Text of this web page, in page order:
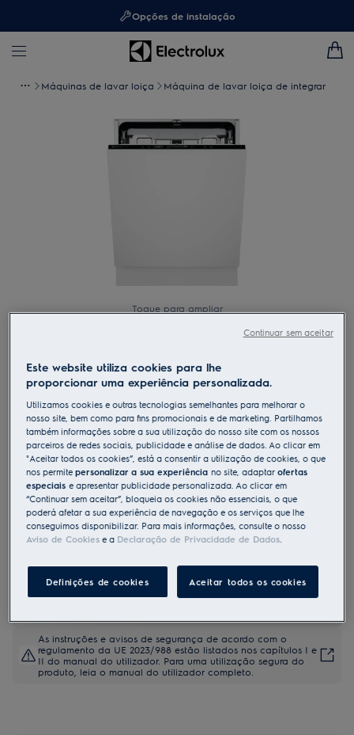
Opções de instalação
Máquinas de lavar loiça Máquina de lavar loiça de integrar
Toque para ampliar
KL72A202S
Máquina de lavar loiça de 60 cm
de encastrar Série 700
WaterSavings para 14 talheres
Ficha de informação do produto
Benefícios
Limpeza eficiente com apenas 8,4 L de água.
Braços aspersores ativados individualmente enviam água só para
onde necessário
ideal para talheres.
As instruções e avisos de segurança de acordo com o
regulamento da UE 2023/988 estão listados nos capítulos I e
II do manual do utilizador. Para uma utilização segura do
produto, leia o manual do utilizador completo.
Este website utiliza cookies para lhe
proporcionar uma experiência personalizada.
Utilizamos cookies e outras tecnologias semelhantes para melhorar o
nosso site, bem como para fins promocionais e de marketing. Partilhamos
também informações sobre a sua utilização do nosso site com os nossos
parceiros de redes sociais, publicidade e análise de dados. Ao clicar em
"Aceitar todos os cookies”, está a consentir a utilização de cookies, o que
nos permitepersonalizar a sua experiênciano site, adaptarofertas
especiaise apresentar publicidade personalizada. Ao clicar em
“Continuar sem aceitar”, bloqueia os cookies não essenciais, o que
poderá afetar a sua experiência de navegação e os serviços que lhe
conseguimos disponibilizar. Para mais informações, consulte o nosso
Aviso de Cookies e a Declaração de Privacidade de Dados.
Definições de cookies Aceitar todos os cookies
Continuar sem aceitar